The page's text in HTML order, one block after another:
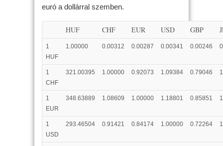
euró a dollárral szemben.
HUF CHF EUR USD GBP
1
HUF
1.00000 0.00312 0.00287 0.00341 0.00246
1
CHF
321.00395 1.00000 0.92073 1.09384 0.79046
1
EUR
348.63889 1.08609 1.00000 1.18801 0.85851
1
USD
293.46504 0.91421 0.84174 1.00000 0.72264